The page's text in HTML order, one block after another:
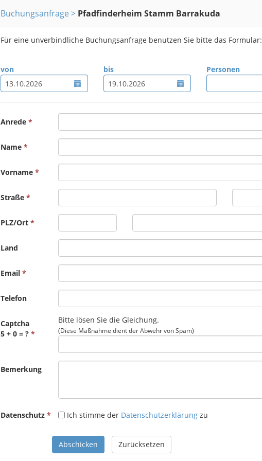
Buchungsanfrage Pfadfinderheim Stamm Barrakuda
Für eine unverbindliche Buchungsanfrage benutzen Sie bitte das Formular:
von bis Personen
Anrede
Name
Vorname
Straße
PLZ/Ort
Land
Email
Telefon
Captcha
5 + 0 = ?
Bitte lösen Sie die Gleichung.
(Diese Maßnahme dient der Abwehr von Spam)
Bemerkung
Datenschutz Ich stimme der Datenschutzerklärung zu
Abschicken Zurücksetzen